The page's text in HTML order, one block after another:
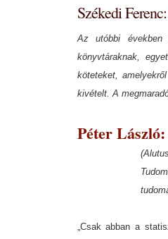
Székedi
Az utóbbi években
könyvtáraknak,
köteteket,
kivételt. A
Péter
„Csak abban a